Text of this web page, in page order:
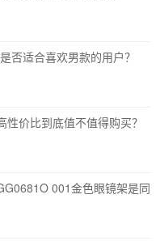
否适合喜欢男款的用户？
价比到底值不值得购买？
001金色眼镜架是同